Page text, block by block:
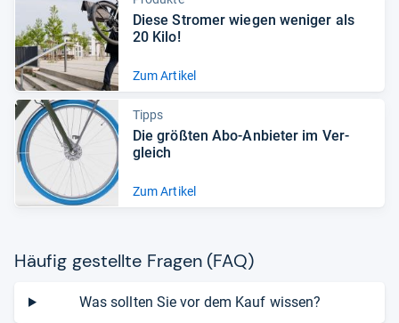
Diese Stro­mer wie­gen weni­ger als
20 Kilo!
Zum Artikel
Tipps
Die größ­ten Abo-​Anbie­ter im Ver­
gleich
Zum Artikel
Häu­fig gestellte Fra­gen (FAQ)
Was sollten Sie vor dem Kauf wissen?